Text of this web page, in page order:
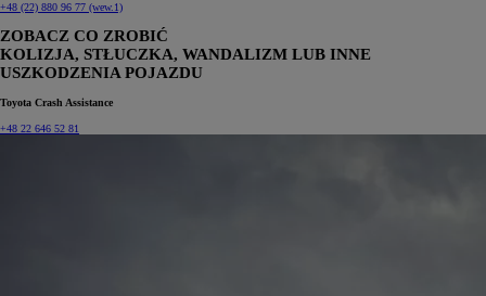
+48 (22) 880 96 77 (wew.1)
ZOBACZ CO ZROBIĆ
KOLIZJA, STŁUCZKA, WANDALIZM LUB INNE
USZKODZENIA POJAZDU
Toyota Crash Assistance
+48 22 646 52 81